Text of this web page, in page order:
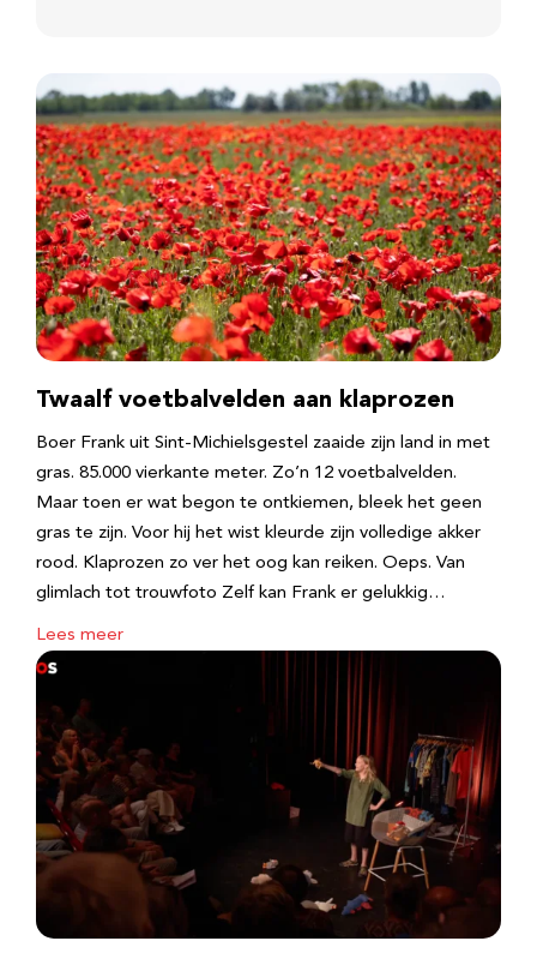
Twaalf voetbalvelden aan klaprozen
Boer Frank uit Sint-Michielsgestel zaaide zijn land in met
gras. 85.000 vierkante meter. Zo’n 12 voetbalvelden.
Maar toen er wat begon te ontkiemen, bleek het geen
gras te zijn. Voor hij het wist kleurde zijn volledige akker
rood. Klaprozen zo ver het oog kan reiken. Oeps. Van
glimlach tot trouwfoto Zelf kan Frank er gelukkig…
Lees meer